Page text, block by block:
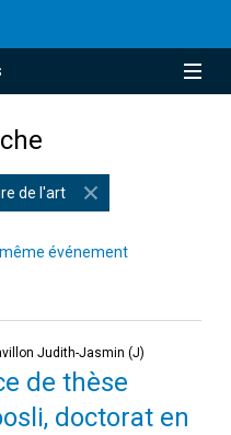
de l'art
événement
Judith-Jasmin (J)
de thèse
doctorat en